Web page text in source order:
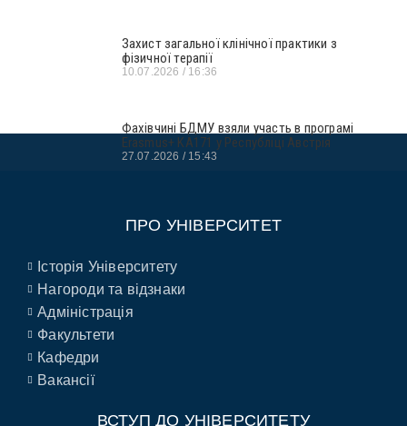
Захист загальної клінічної практики з
фізичної терапії
10.07.2026 16:36
Фахівчині БДМУ взяли участь в програмі
Erasmus+ KA171 у Республіці Австрія
27.07.2026 15:43
ПРО УНІВЕРСИТЕТ
Історія Університету
Нагороди та відзнаки
Адміністрація
Факультети
Кафедри
Вакансії
ВСТУП ДО УНІВЕРСИТЕТУ